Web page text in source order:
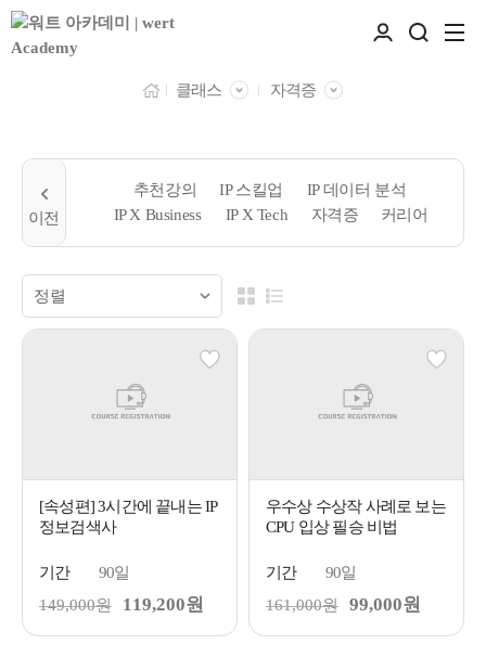
클래스 자격증
추천강의 IP 스킬업
IP 데이터 분석
IP X Business
IP X Tech 자격증 커리어
[속성편] 3시간에 끝내는 IP
정보검색사
기간
90일
149,000원
119,200원
우수상 수상작 사례로 보는
CPU 입상 필승 비법
기간
90일
161,000원
99,000원